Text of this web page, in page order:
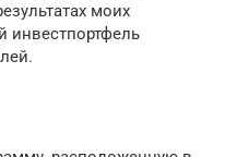
моих
инвестпортфель